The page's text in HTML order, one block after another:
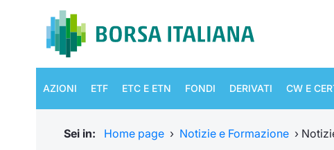
AZIONI ETF ETC E ETN FONDI DERIVATI CW E
Sei in: Home page › Notizie e Formazione ›